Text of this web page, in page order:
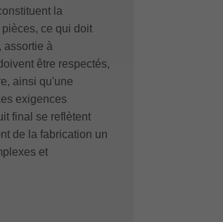
la
ce qui doit
assortie à
être respectés,
ainsi qu'une
exigences
final se reflètent
de la fabrication un
et